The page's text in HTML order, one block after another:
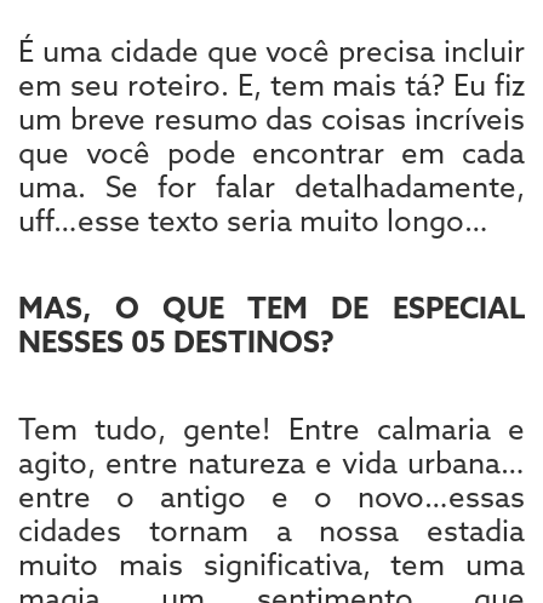
É uma cidade que você precisa incluir
em seu roteiro. E, tem mais tá? Eu fiz
um breve resumo das coisas incríveis
que você pode encontrar em cada
uma. Se for falar detalhadamente,
uff…esse texto seria muito longo…
MAS, O QUE TEM DE ESPECIAL
NESSES 05 DESTINOS?
Tem tudo, gente! Entre calmaria e
agito, entre natureza e vida urbana…
entre o antigo e o novo…essas
cidades tornam a nossa estadia
muito mais significativa, tem uma